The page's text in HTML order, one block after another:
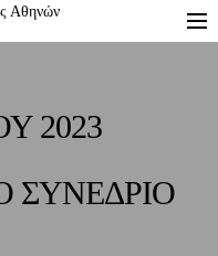
2023
ΣΥΝΕΔΡΙΟ